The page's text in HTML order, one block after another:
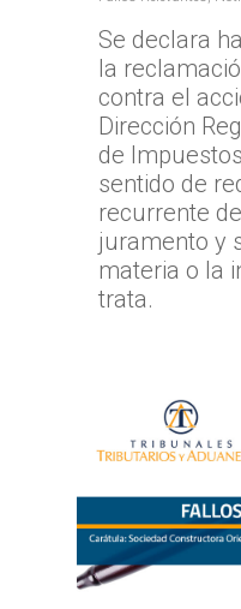
Se declara
la
contra el
Dirección
de
sentido de
recurrente
juramento y
materia o la
trata.